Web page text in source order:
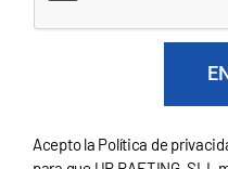
l
t
Acepto la Política de